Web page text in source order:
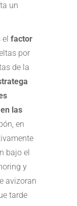
un
el factor
por
de la
las
en
bajo el
y
avizoran
tarde